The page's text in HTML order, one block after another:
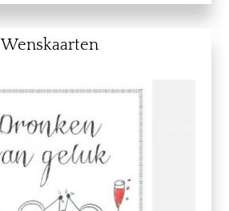
Wenskaarten